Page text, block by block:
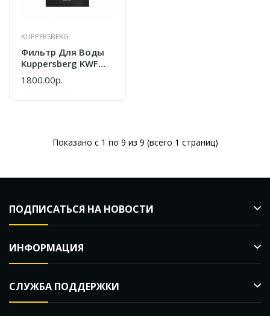
KUPPERSBERG
Фильтр Для Воды
Kuppersberg KWF
001
1800.00р.
Показано с 1 по 9 из 9 (всего 1 страниц)
ПОДПИСАТЬСЯ НА НОВОСТИ
ИНФОРМАЦИЯ
СЛУЖБА ПОДДЕРЖКИ